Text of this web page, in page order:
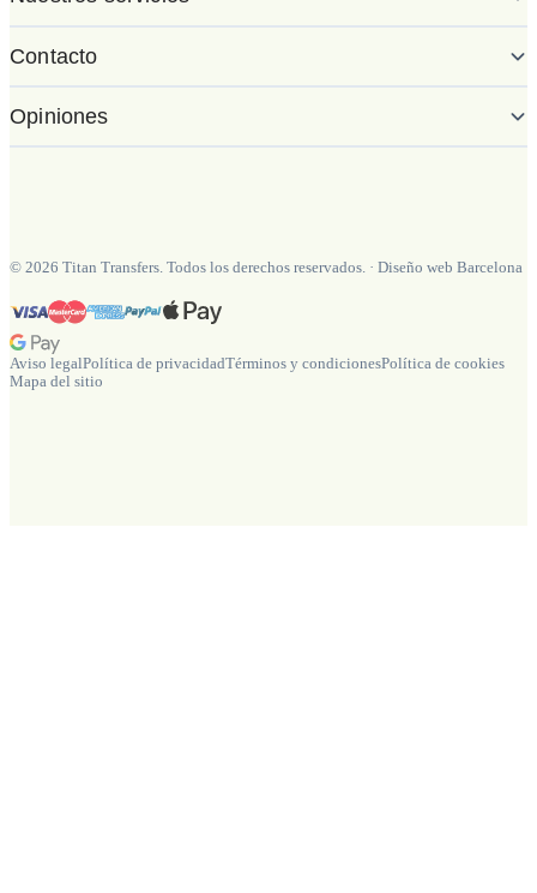
Contacto
Opiniones
© 2026 Titan Transfers. Todos los derechos reservados. · Diseño web Barcelona
Aviso legalPolítica de privacidadTérminos y condicionesPolítica de cookies
Mapa del sitio